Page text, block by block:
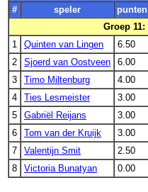
#
speler punten
Groep 11:
1
Quinten van Lingen 6.50
2
Sjoerd van Oostveen 6.00
3
Timo Miltenburg 4.00
4
Ties Lesmeister 3.00
5
Gabriël Reijans 3.00
6
Tom van der Kruijk 3.00
7
Valentijn Smit 2.50
8
Victoria Bunatyan 0.00